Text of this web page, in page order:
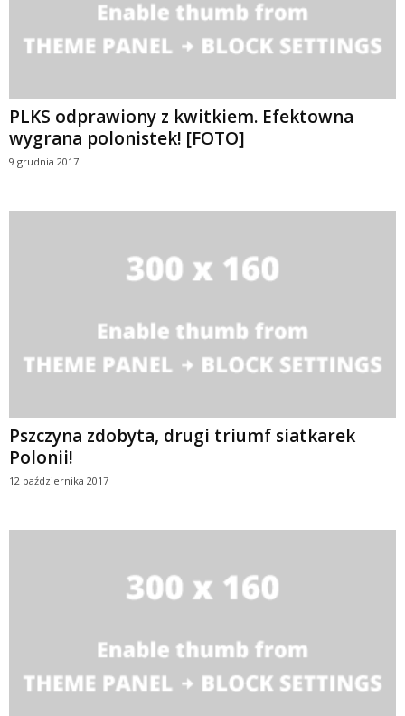
PLKS odprawiony z kwitkiem. Efektowna
wygrana polonistek! [FOTO]
9 grudnia 2017
Pszczyna zdobyta, drugi triumf siatkarek
Polonii!
12 października 2017